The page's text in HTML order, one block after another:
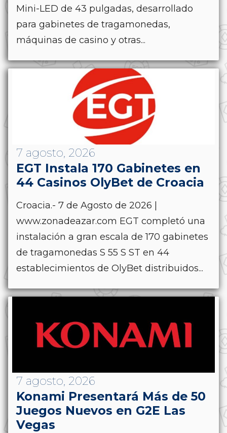
Mini-LED de 43 pulgadas, desarrollado
para gabinetes de tragamonedas,
máquinas de casino y otras...
7 agosto, 2026
EGT Instala 170 Gabinetes en
44 Casinos OlyBet de Croacia
Croacia.- 7 de Agosto de 2026 |
www.zonadeazar.com EGT completó una
instalación a gran escala de 170 gabinetes
de tragamonedas S 55 S ST en 44
establecimientos de OlyBet distribuidos...
7 agosto, 2026
Konami Presentará Más de 50
Juegos Nuevos en G2E Las
Vegas